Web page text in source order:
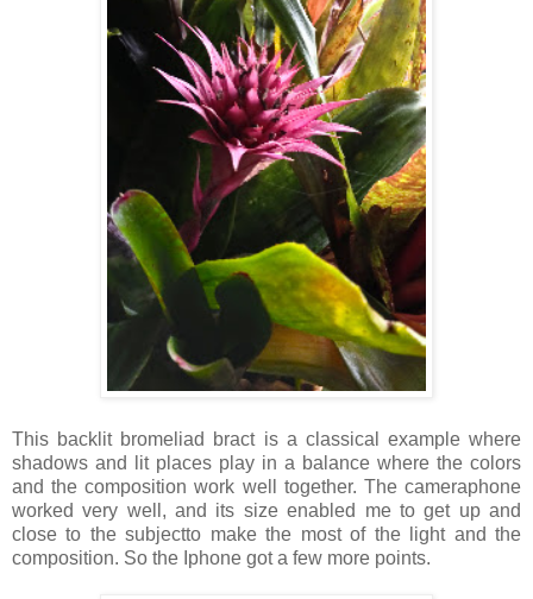
This backlit bromeliad bract is a classical example where
shadows and lit places play in a balance where the colors
and the composition work well together. The cameraphone
worked very well, and its size enabled me to get up and
close to the subjectto make the most of the light and the
composition. So the Iphone got a few more points.